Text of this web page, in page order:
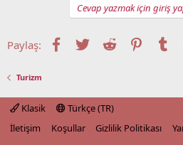
Cevap yazmak için giriş
Paylaş: Facebook
TwitterReddit
Turizm
Klasik
Türkçe (TR)
İletişim
Koşullar Gizlilik Politikası